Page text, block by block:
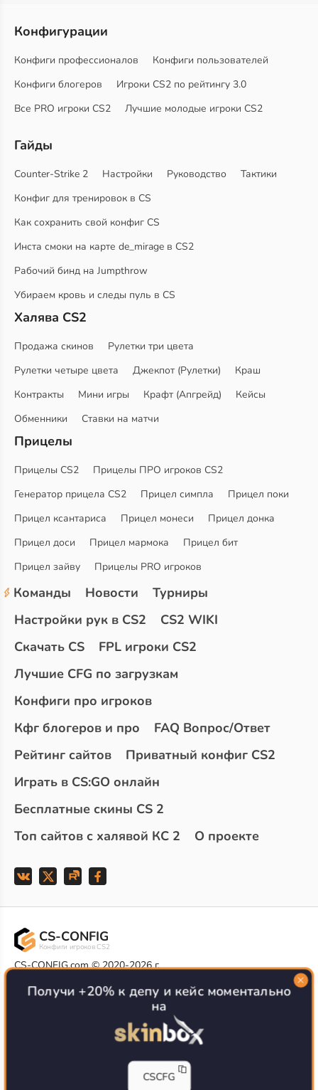
Конфигурации
Конфиги профессионалов
Конфиги пользователей
Конфиги блогеров
Игроки CS2 по рейтингу 3.0
Все PRO игроки CS2
Лучшие молодые игроки CS2
Гайды
Counter-Strike 2 Настройки Руководство
Тактики
Конфиг для тренировок в CS
Как сохранить свой конфиг CS
Инста смоки на карте de_mirage в CS2
Рабочий бинд на Jumpthrow
Убираем кровь и следы пуль в CS
Халява CS2
Продажа скинов
Рулетки три цвета
Рулетки четыре цвета
Джекпот (Рулетки)
Краш
Контракты
Мини игры Крафт (Апгрейд)
Кейсы
Обменники
Ставки на матчи
Прицелы
Прицелы CS2
Прицелы ПРО игроков CS2
Генератор прицела CS2
Прицел симпла
Прицел поки
Прицел ксантариса
Прицел монеси
Прицел донка
Прицел доси
Прицел мармока
Прицел бит
Прицел зайву
Прицелы PRO игроков
Команды Новости
Турниры
Настройки рук в CS2
CS2 WIKI
Скачать CS
FPL игроки CS2
Лучшие CFG по загрузкам
Конфиги про игроков
Кфг блогеров и про
FAQ Вопрос/Ответ
Рейтинг сайтов
Приватный конфиг CS2
Играть в CS:GO онлайн
Бесплатные скины CS 2
Топ сайтов с халявой КС 2
О проекте
CS-CONFIG
Конфиги игроков CS2
CS-CONFIG.com © 2020-2026 г.
РЕКЛАМА НА САЙТЕ
Все доступные варианты размещения
Согласие на обработку данных
О CS-CONFIG.COM
CFG pro CS 2 - именно это мы и размещаем на нашем
проекте, иными словами мы предоставляем пользователям
Получи +20% к депу и кейс моментально
на
CSCFG